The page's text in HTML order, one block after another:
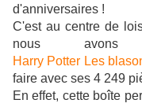
d'anniversaires !
C'est au centre de
nous
Harry Potter Les
faire avec ses 4 249
En effet, cette boîte